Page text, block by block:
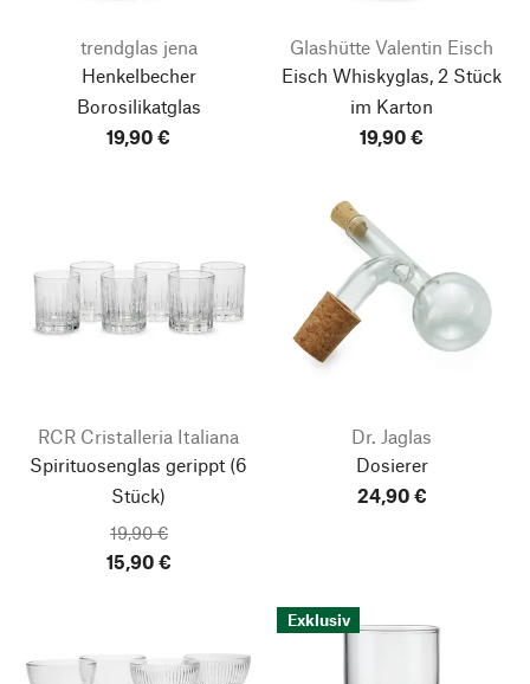
trendglas jena
Henkelbecher
Borosilikatglas
19,90 €
Glashütte Valentin Eisch
Eisch Whiskyglas, 2 Stück
im Karton
19,90 €
RCR Cristalleria Italiana
Spirituosenglas gerippt (6
Stück)
19,90 €
15,90 €
Dr. Jaglas
Dosierer
24,90 €
Exklusiv